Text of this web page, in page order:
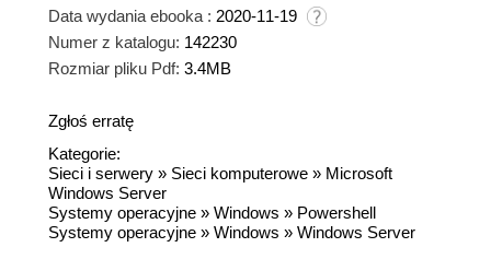
Data wydania ebooka : 2020-11-19
Numer z katalogu: 142230
Rozmiar pliku Pdf: 3.4MB
Zgłoś erratę
Kategorie:
Sieci i serwery » Sieci komputerowe » Microsoft
Windows Server
Systemy operacyjne » Windows » Powershell
Systemy operacyjne » Windows » Windows Server